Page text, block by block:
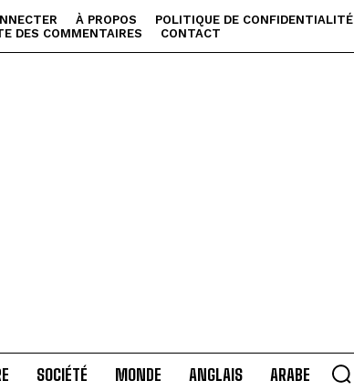
À PROPOS
POLITIQUE DE CONFIDENTIALITÉ
DES COMMENTAIRES
CONTACT
SOCIÉTÉ MONDE ANGLAIS ARABE